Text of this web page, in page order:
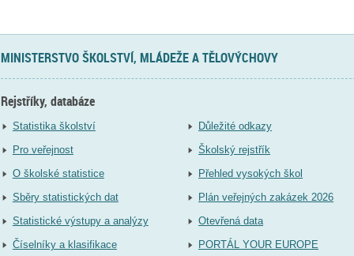
MINISTERSTVO ŠKOLSTVÍ, MLÁDEŽE A TĚLOVÝCHOVY
Rejstříky, databáze
Statistika školství
Pro veřejnost
O školské statistice
Sběry statistických dat
Statistické výstupy a analýzy
Číselníky a klasifikace
Důležité odkazy
Školský rejstřík
Přehled vysokých škol
Plán veřejných zakázek 2026
Otevřená data
PORTÁL YOUR EUROPE